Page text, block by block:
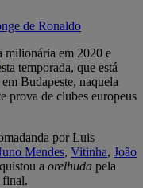
de Ronaldo
milionária em 2020 e
temporada, que está
Budapeste, naquela
prova de clubes europeus
por Luis
Mendes, Vitinha, João
a orelhuda pela